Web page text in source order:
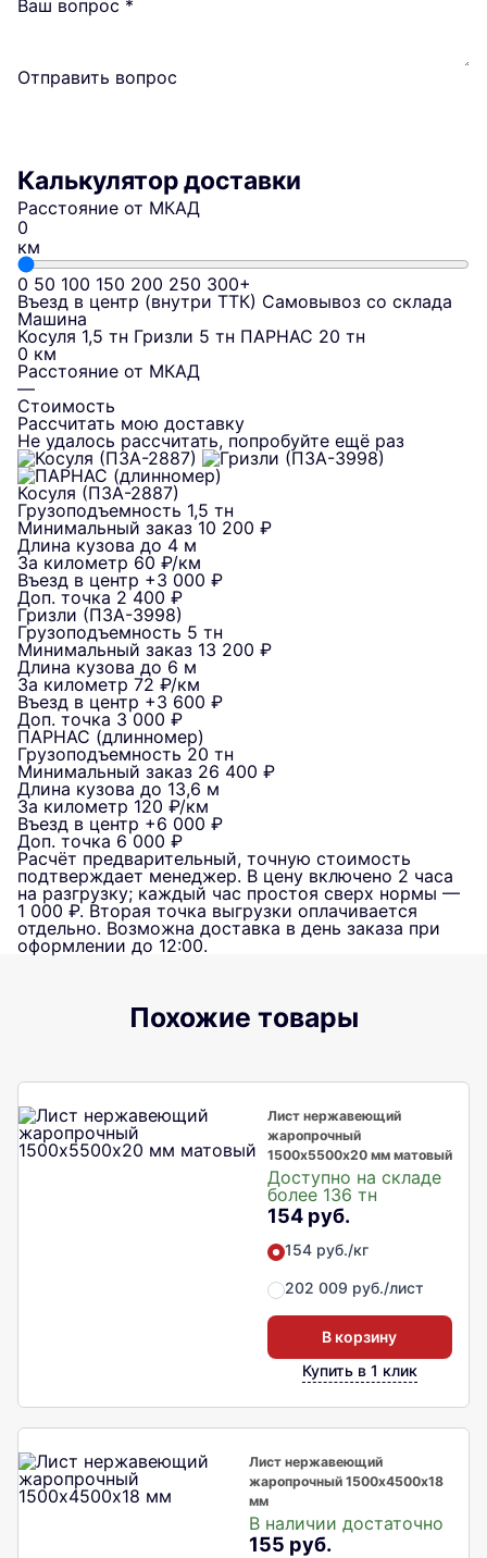
Ваш вопрос *
Отправить вопрос
Калькулятор доставки
Расстояние от МКАД
км
0 50 100 150 200 250 300+
Въезд в центр (внутри ТТК) Самовывоз со склада
Машина
Косуля 1,5 тн Гризли 5 тн ПАРНАС 20 тн
0 км
Расстояние от МКАД
—
Стоимость
Рассчитать мою доставку
Не удалось рассчитать, попробуйте ещё раз
Косуля (ПЗА-2887)
Грузоподъемность 1,5 тн
Минимальный заказ 10 200 ₽
Длина кузова до 4 м
За километр 60 ₽/км
Въезд в центр +3 000 ₽
Доп. точка 2 400 ₽
Гризли (ПЗА-3998)
Грузоподъемность 5 тн
Минимальный заказ 13 200 ₽
Длина кузова до 6 м
За километр 72 ₽/км
Въезд в центр +3 600 ₽
Доп. точка 3 000 ₽
ПАРНАС (длинномер)
Грузоподъемность 20 тн
Минимальный заказ 26 400 ₽
Длина кузова до 13,6 м
За километр 120 ₽/км
Въезд в центр +6 000 ₽
Доп. точка 6 000 ₽
Расчёт предварительный, точную стоимость
подтверждает менеджер. В цену включено 2 часа
на разгрузку; каждый час простоя сверх нормы —
1 000 ₽. Вторая точка выгрузки оплачивается
отдельно. Возможна доставка в день заказа при
оформлении до 12:00.
Похожие товары
Лист нержавеющий
жаропрочный
1500х5500х20 мм матовый
Доступно на складе
более 136 тн
154 руб.
154 руб./кг
202 009 руб./лист
В корзину
Купить в 1 клик
Лист нержавеющий
жаропрочный 1500х4500х18
мм
В наличии достаточно
155 руб.